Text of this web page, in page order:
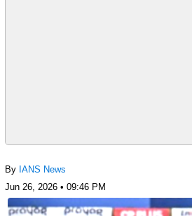
By IANS News
Jun 26, 2026 • 09:46 PM